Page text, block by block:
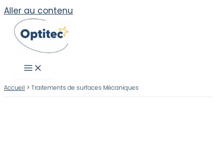
Aller au contenu
Accueil Traitements de surfaces Mécaniques